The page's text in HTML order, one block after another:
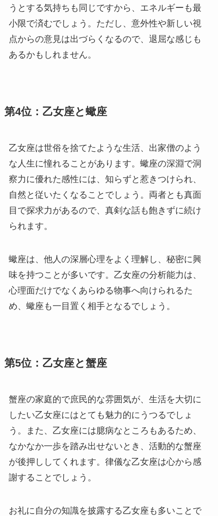
うとする気持ちも同じですから、エネルギーも最
小限で済むでしょう。ただし、意外性や新しい視
点からの意見は出づらくなるので、退屈な感じも
あるかもしれません。
第4位：乙女座と蠍座
乙女座は世俗を捨てたような生活、出家僧のよう
な人生に憧れることがあります。蠍座の深淵で洞
察力に優れた感性には、知らずと惹きつけられ、
自然と従いたくなることでしょう。両者とも真面
目で探求力があるので、真剣な話も飽きずに続け
られます。
蠍座は、他人の深層心理をよく理解し、秘密に興
味を持つことが多いです。乙女座の分析能力は、
心理面だけでなくあらゆる物事へ向けられるた
め、蠍座も一目置く相手となるでしょう。
第5位：乙女座と蟹座
蟹座の家庭的で庶民的な雰囲気が、生活を大切に
したい乙女座にはとても魅力的にうつるでしょ
う。また、乙女座には臆病なところもあるため、
なかなか一歩を踏み出せないとき、活動的な蟹座
が後押ししてくれます。律儀な乙女座は心から感
謝することでしょう。
お礼に自分の知識を披露する乙女座も多いことで